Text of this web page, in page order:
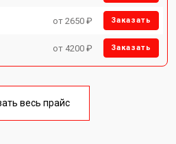
от 2650 ₽ Заказать
от 4200 ₽ Заказать
весь прайс